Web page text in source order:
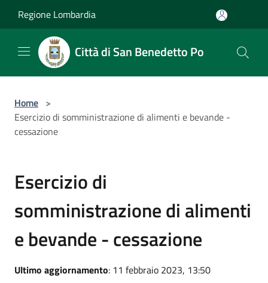
Regione Lombardia
Città di San Benedetto Po
Home >
Esercizio di somministrazione di alimenti e bevande -
cessazione
Esercizio di
somministrazione di alimenti
e bevande - cessazione
Ultimo aggiornamento: 11 febbraio 2023, 13:50